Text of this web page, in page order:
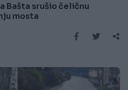
Bašta srušio čeličnu
mosta